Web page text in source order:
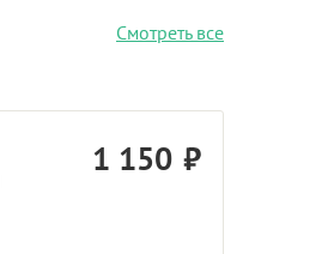
Смотреть все
1 150